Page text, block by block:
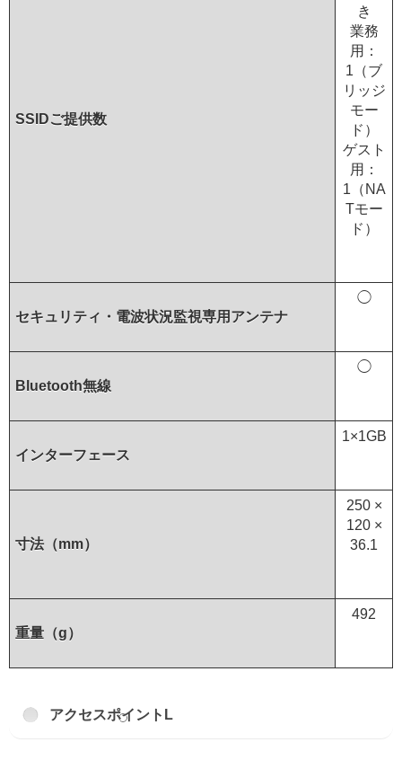
SSIDご提供数
き
業務
用：
1（ブ
リッジ
モー
ド）
ゲスト
用：
1（NA
Tモー
ド）
セキュリティ・電波状況監視専用アンテナ
◯
Bluetooth無線
◯
インターフェース
1×1GB
寸法（mm）
250 ×
120 ×
36.1
重量（g）
492
アクセスポイントL